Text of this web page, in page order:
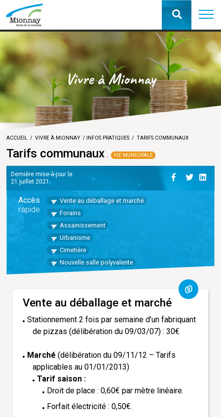
Vivre à Mionnay
ACCUEIL VIVRE À MIONNAY INFOS PRATIQUES TARIFS COMMUNAUX
Tarifs communaux VIE MUNICIPALE
Dernière mise-à-jour le
21 juillet 2021
Accès
rapide
Vente au déballage et marché
Forains
Assainissement
Urbanisme
Cimetière
Nouvelle salle polyvalente
Vente au déballage et marché
Stationnement 2 fois par semaine d’un fabriquant
de pizzas (délibération du 09/03/07) : 30€
Marché (délibération du 09/11/12 – Tarifs
applicables au 01/01/2013)
Tarif saison :
Droit de place : 0,60€ par mètre linéaire.
Forfait électricité : 0,50€.